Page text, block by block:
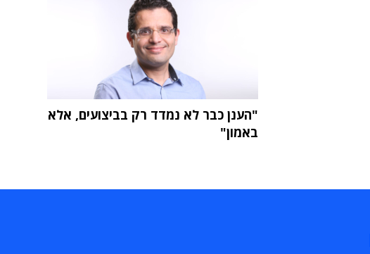
"הענן כבר לא נמדד רק בביצועים, אלא
באמון"